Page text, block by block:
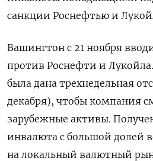
санкции Роснефтью и
Вашингтон с 21 ноября
против Роснефти и
была дана трехнедельная
декабря), чтобы компания
зарубежные активы.
инвалюта с большой долей
на локальный валютный